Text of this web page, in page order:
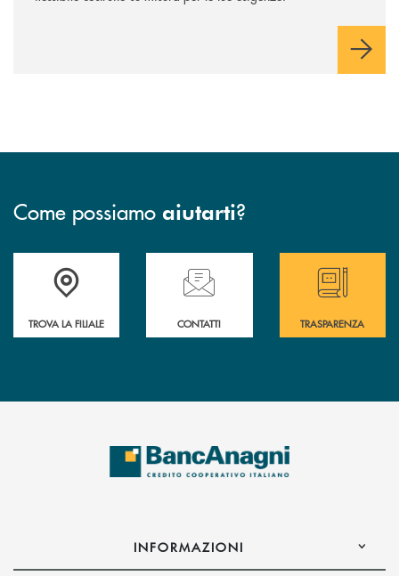
Come possiamo aiutarti?
Accedi all' elenco completo delle filiali
TROVA LA FILIALE
Hai bisogno di assistenza immediata ?
CONTATTI
Hai bisogno di
TRASPARENZA
INFORMAZIONI